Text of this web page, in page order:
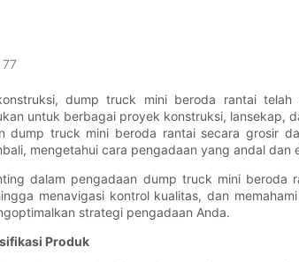
77
dump truck mini beroda rantai
untuk berbagai proyek konstruksi,
dump truck mini beroda rantai secara grosir
mengetahui cara pengadaan yang andal
dalam pengadaan dump truck mini
menavigasi kontrol kualitas, dan
strategi pengadaan Anda.
Produk